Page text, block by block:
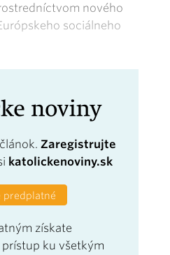
nového
sociálneho
Zaregistrujte
katolickenoviny.sk
predplatné
získate
ku všetkým